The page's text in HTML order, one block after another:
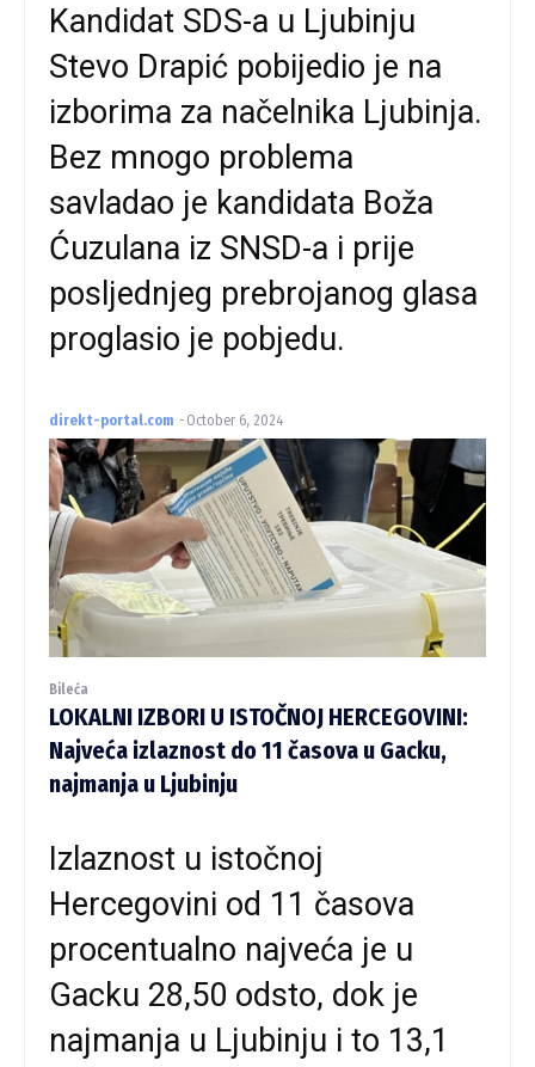
Kandidat SDS-a u Ljubinju
Stevo Drapić pobijedio je na
izborima za načelnika Ljubinja.
Bez mnogo problema
savladao je kandidata Boža
Ćuzulana iz SNSD-a i prije
posljednjeg prebrojanog glasa
proglasio je pobjedu.
direkt-portal.com - October 6, 2024
Bileća
LOKALNI IZBORI U ISTOČNOJ HERCEGOVINI:
Najveća izlaznost do 11 časova u Gacku,
najmanja u Ljubinju
Izlaznost u istočnoj
Hercegovini od 11 časova
procentualno najveća je u
Gacku 28,50 odsto, dok je
najmanja u Ljubinju i to 13,1